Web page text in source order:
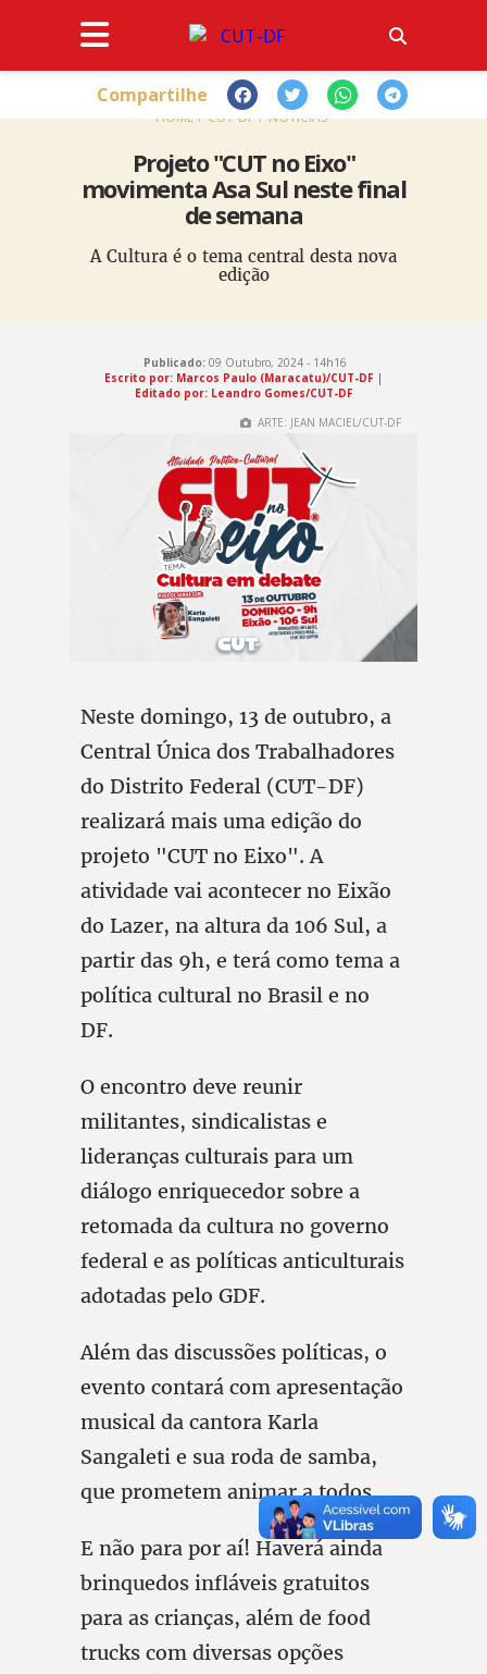
HOME CUT-DF NOTÍCIAS
Projeto "CUT no Eixo"
movimenta Asa Sul neste final
de semana
A Cultura é o tema central desta nova
edição
Compartilhe
Publicado: 09 Outubro, 2024 - 14h16
Escrito por: Marcos Paulo (Maracatu)/CUT-DF |
Editado por: Leandro Gomes/CUT-DF
ARTE: JEAN MACIEL/CUT-DF
Neste domingo, 13 de outubro, a
Central Única dos Trabalhadores
do Distrito Federal (CUT-DF)
realizará mais uma edição do
projeto "CUT no Eixo". A
atividade vai acontecer no Eixão
do Lazer, na altura da 106 Sul, a
partir das 9h, e terá como tema a
política cultural no Brasil e no
DF.
O encontro deve reunir
militantes, sindicalistas e
lideranças culturais para um
diálogo enriquecedor sobre a
retomada da cultura no governo
federal e as políticas anticulturais
adotadas pelo GDF.
Além das discussões políticas, o
evento contará com apresentação
musical da cantora Karla
Sangaleti e sua roda de samba,
que prometem animar a todos.
E não para por aí! Haverá ainda
brinquedos infláveis gratuitos
para as crianças, além de food
trucks com diversas opções